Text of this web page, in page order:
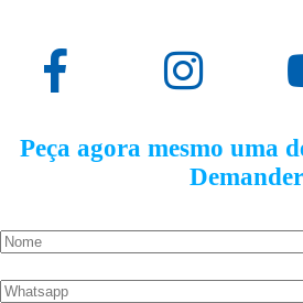
Peça agora mesmo uma
Demander